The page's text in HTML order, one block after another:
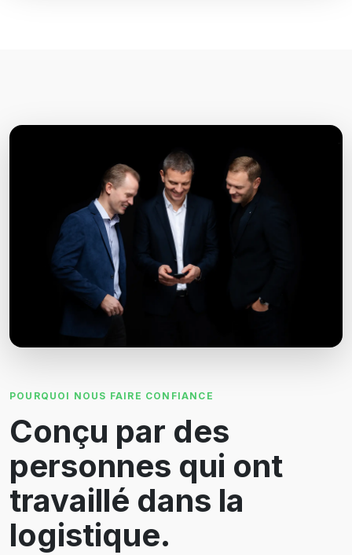
POURQUOI NOUS FAIRE CONFIANCE
Conçu par des
personnes qui ont
travaillé dans la
logistique.